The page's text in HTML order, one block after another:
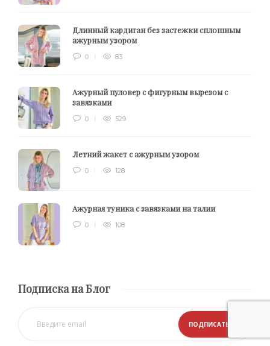
Длинный кардиган без застежки сплошным
ажурным узором
0 83
Ажурный пуловер с фигурным вырезом с
завязками
0 529
Летний жакет с ажурным узором
0 128
Ажурная туника с завязками на талии
0 108
Подписка на Блог